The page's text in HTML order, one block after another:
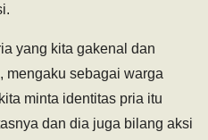
yang kita gakenal dan
mengaku sebagai warga
minta identitas pria itu
dan dia juga bilang aksi